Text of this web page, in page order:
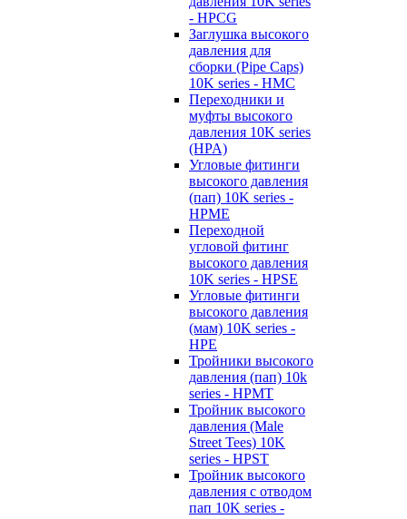
- HPCG
Заглушка высокого
давления для
сборки (Pipe Caps)
10K series - HMC
Переходники и
муфты высокого
давления 10K series
(HPA)
Угловые фитинги
высокого давления
(пап) 10K series -
HPME
Переходной
угловой фитинг
высокого давления
10K series - HPSE
Угловые фитинги
высокого давления
(мам) 10K series -
HPE
Тройники высокого
давления (пап) 10k
series - HPMT
Тройник высокого
давления (Male
Street Tees) 10K
series - HPST
Тройник высокого
давления с отводом
пап 10K series -